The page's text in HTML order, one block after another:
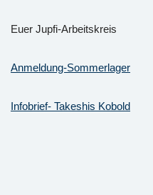
Euer Jupfi-Arbeitskreis
Anmeldung-Sommerlager
Infobrief- Takeshis Kobold